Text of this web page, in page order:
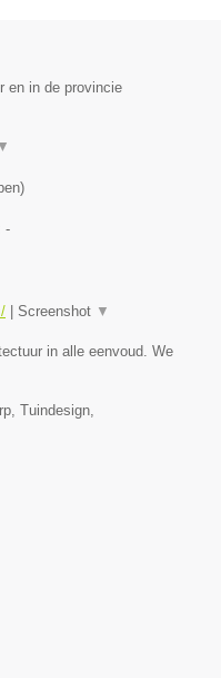
en in de provincie
▼
)
-
| Screenshot ▼
in alle eenvoud. We
Tuindesign,